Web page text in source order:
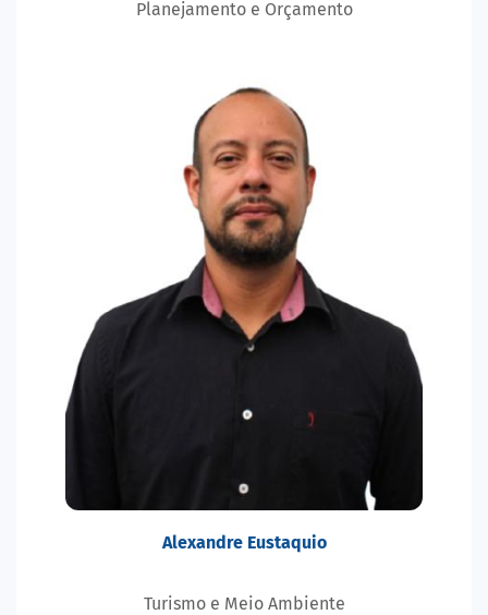
Planejamento e Orçamento
Alexandre Eustaquio
Turismo e Meio Ambiente